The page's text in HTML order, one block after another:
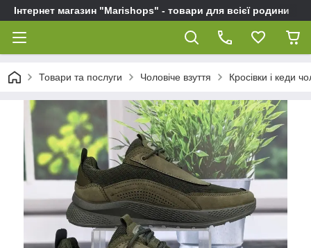
Інтернет магазин "Marishops" - товари для всієї родини
Товари та послуги Чоловіче взуття Кросівки і кеди